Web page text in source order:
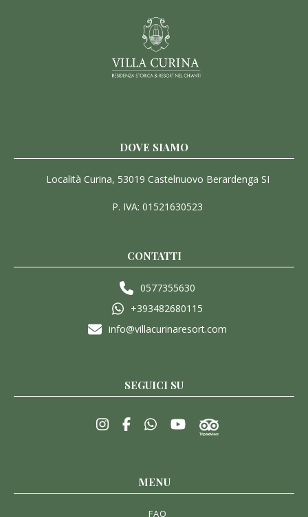
DOVE SIAMO
Località Curina, 53019 Castelnuovo Berardenga SI
P. IVA: 01521630523
CONTATTI
0577355630
+393482680115
info@villacurinaresort.com
SEGUICI SU
MENU
FAQ